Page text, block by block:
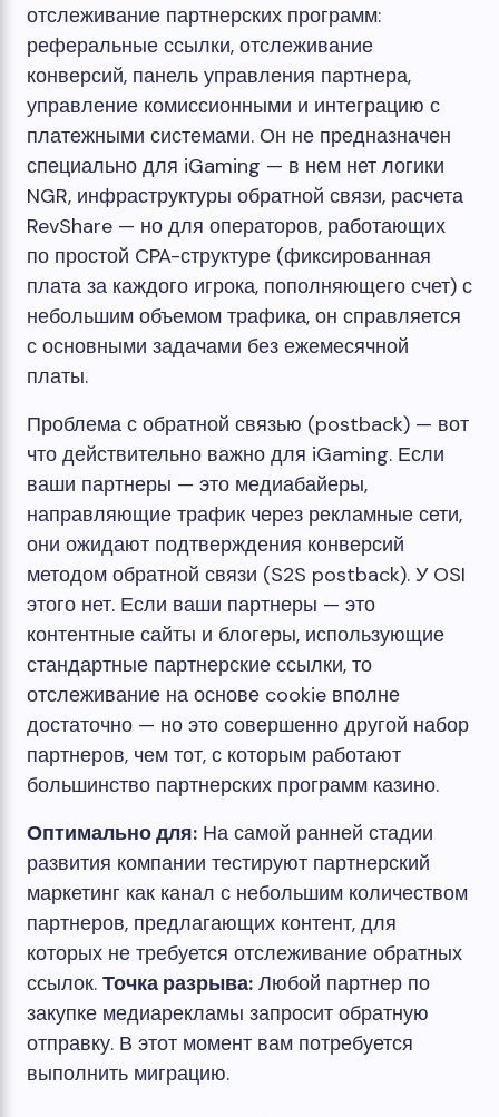
отслеживание партнерских программ:
реферальные ссылки, отслеживание
конверсий, панель управления партнера,
управление комиссионными и интеграцию с
платежными системами. Он не предназначен
специально для iGaming — в нем нет логики
NGR, инфраструктуры обратной связи, расчета
RevShare — но для операторов, работающих
по простой CPA-структуре (фиксированная
плата за каждого игрока, пополняющего счет) с
небольшим объемом трафика, он справляется
с основными задачами без ежемесячной
платы.
Проблема с обратной связью (postback) — вот
что действительно важно для iGaming. Если
ваши партнеры — это медиабайеры,
направляющие трафик через рекламные сети,
они ожидают подтверждения конверсий
методом обратной связи (S2S postback). У OSI
этого нет. Если ваши партнеры — это
контентные сайты и блогеры, использующие
стандартные партнерские ссылки, то
отслеживание на основе cookie вполне
достаточно — но это совершенно другой набор
партнеров, чем тот, с которым работают
большинство партнерских программ казино.
Оптимально для: На самой ранней стадии
развития компании тестируют партнерский
маркетинг как канал с небольшим количеством
партнеров, предлагающих контент, для
которых не требуется отслеживание обратных
ссылок. Точка разрыва: Любой партнер по
закупке медиарекламы запросит обратную
отправку. В этот момент вам потребуется
выполнить миграцию.